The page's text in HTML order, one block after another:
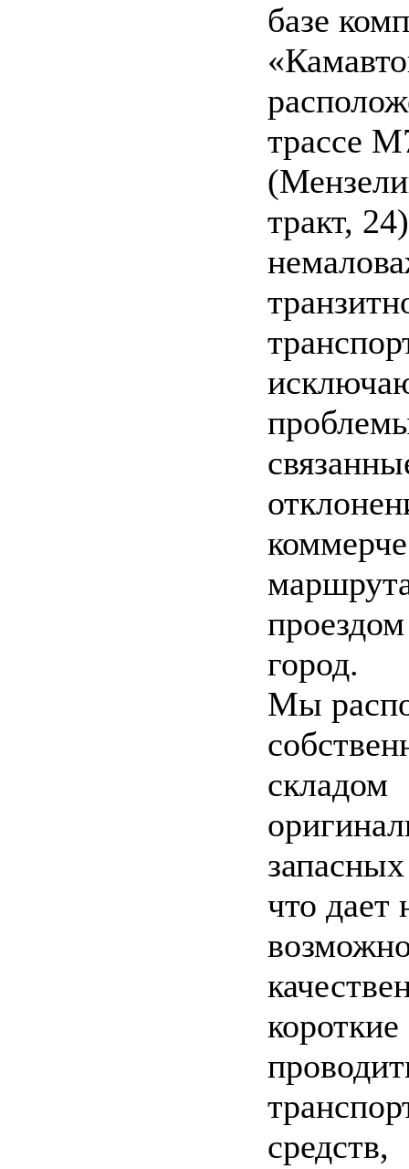
базе
трассе
тракт,
город.
Мы
складом
что дает
средств,